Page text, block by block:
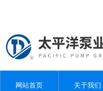
网站首页 关于我们